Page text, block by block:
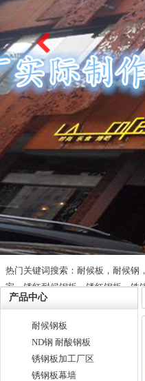
热门关键词搜索：耐候板，耐候钢
家，锈红耐候钢板，锈红钢板，铁
产品中心
耐候钢板
ND钢 耐酸钢板
锈钢板加工厂区
锈钢板幕墙